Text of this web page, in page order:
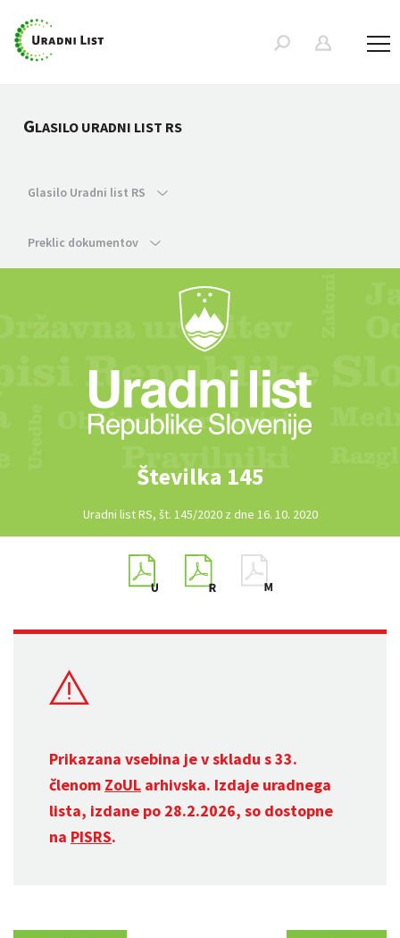
GLASILO URADNI LIST RS
Glasilo Uradni list RS
Preklic dokumentov
Številka 145
Uradni list RS, št. 145/2020 z dne 16. 10. 2020
Prikazana vsebina je v skladu s 33.
členom ZoUL arhivska. Izdaje uradnega
lista, izdane po 28.2.2026, so dostopne
na PISRS.